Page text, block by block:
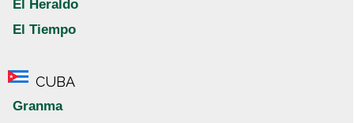
El Heraldo
El Tiempo
CUBA
Granma